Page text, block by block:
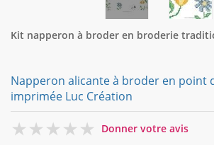
Kit napperon à broder en broderie
Napperon alicante à broder en point
imprimée Luc Création
0
Donner votre avis